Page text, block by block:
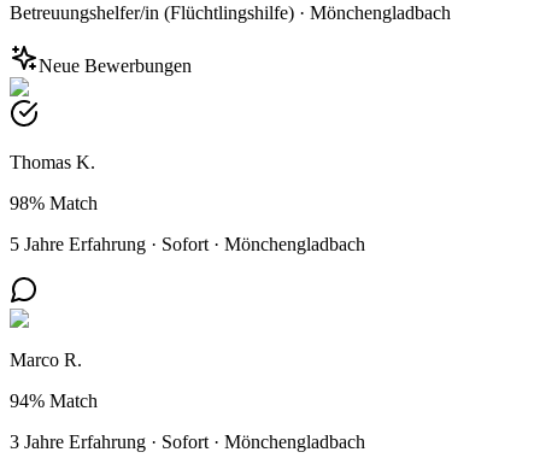
Betreuungshelfer/in (Flüchtlingshilfe) · Mönchengladbach
Neue Bewerbungen
Thomas K.
98% Match
5 Jahre Erfahrung · Sofort · Mönchengladbach
Marco R.
94% Match
3 Jahre Erfahrung · Sofort · Mönchengladbach